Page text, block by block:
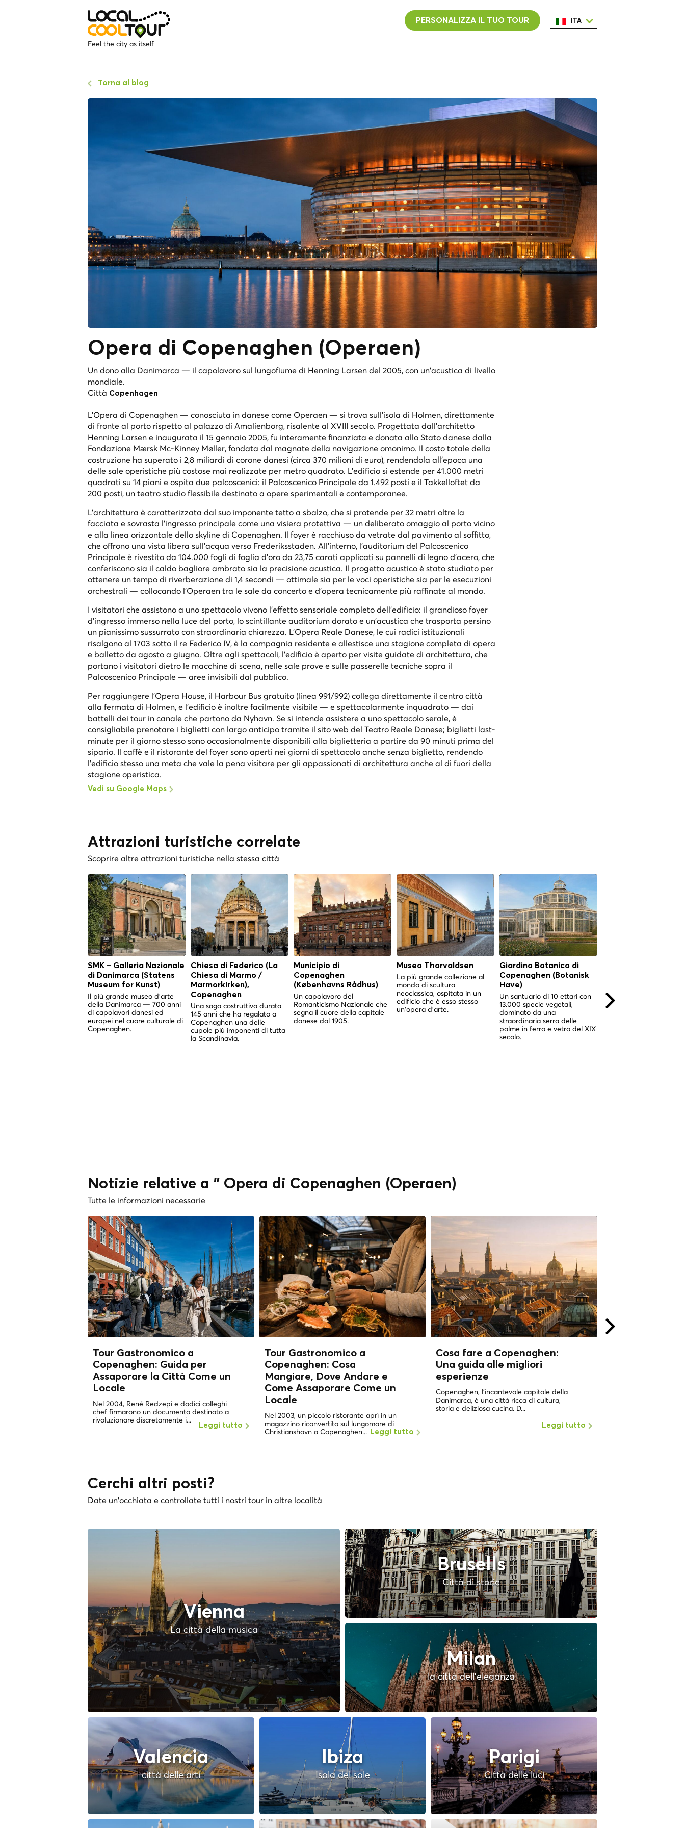
Feel the city as itself
PERSONALIZZA IL TUO TOUR ITA
Torna al blog
Opera di Copenaghen (Operaen)
Un dono alla Danimarca — il capolavoro sul lungofiume di Henning Larsen del 2005, con un'acustica di livello
mondiale.
Città Copenhagen
L'Opera di Copenaghen — conosciuta in danese come Operaen — si trova sull'isola di Holmen, direttamente
di fronte al porto rispetto al palazzo di Amalienborg, risalente al XVIII secolo. Progettata dall'architetto
Henning Larsen e inaugurata il 15 gennaio 2005, fu interamente finanziata e donata allo Stato danese dalla
Fondazione Mærsk Mc-Kinney Møller, fondata dal magnate della navigazione omonimo. Il costo totale della
costruzione ha superato i 2,8 miliardi di corone danesi (circa 370 milioni di euro), rendendola all'epoca una
delle sale operistiche più costose mai realizzate per metro quadrato. L'edificio si estende per 41.000 metri
quadrati su 14 piani e ospita due palcoscenici: il Palcoscenico Principale da 1.492 posti e il Takkelloftet da
200 posti, un teatro studio flessibile destinato a opere sperimentali e contemporanee.
L'architettura è caratterizzata dal suo imponente tetto a sbalzo, che si protende per 32 metri oltre la
facciata e sovrasta l'ingresso principale come una visiera protettiva — un deliberato omaggio al porto vicino
e alla linea orizzontale dello skyline di Copenaghen. Il foyer è racchiuso da vetrate dal pavimento al soffitto,
che offrono una vista libera sull'acqua verso Frederiksstaden. All'interno, l'auditorium del Palcoscenico
Principale è rivestito da 104.000 fogli di foglia d'oro da 23,75 carati applicati su pannelli di legno d'acero, che
conferiscono sia il caldo bagliore ambrato sia la precisione acustica. Il progetto acustico è stato studiato per
ottenere un tempo di riverberazione di 1,4 secondi — ottimale sia per le voci operistiche sia per le esecuzioni
orchestrali — collocando l'Operaen tra le sale da concerto e d'opera tecnicamente più raffinate al mondo.
I visitatori che assistono a uno spettacolo vivono l'effetto sensoriale completo dell'edificio: il grandioso foyer
d'ingresso immerso nella luce del porto, lo scintillante auditorium dorato e un'acustica che trasporta persino
un pianissimo sussurrato con straordinaria chiarezza. L'Opera Reale Danese, le cui radici istituzionali
risalgono al 1703 sotto il re Federico IV, è la compagnia residente e allestisce una stagione completa di opera
e balletto da agosto a giugno. Oltre agli spettacoli, l'edificio è aperto per visite guidate di architettura, che
portano i visitatori dietro le macchine di scena, nelle sale prove e sulle passerelle tecniche sopra il
Palcoscenico Principale — aree invisibili dal pubblico.
Per raggiungere l'Opera House, il Harbour Bus gratuito (linea 991/992) collega direttamente il centro città
alla fermata di Holmen, e l'edificio è inoltre facilmente visibile — e spettacolarmente inquadrato — dai
battelli dei tour in canale che partono da Nyhavn. Se si intende assistere a uno spettacolo serale, è
consigliabile prenotare i biglietti con largo anticipo tramite il sito web del Teatro Reale Danese; biglietti last-
minute per il giorno stesso sono occasionalmente disponibili alla biglietteria a partire da 90 minuti prima del
sipario. Il caffè e il ristorante del foyer sono aperti nei giorni di spettacolo anche senza biglietto, rendendo
l'edificio stesso una meta che vale la pena visitare per gli appassionati di architettura anche al di fuori della
stagione operistica.
Vedi su Google Maps
Attrazioni turistiche correlate
Scoprire altre attrazioni turistiche nella stessa città
SMK – Galleria Nazionale
di Danimarca (Statens
Museum for Kunst)
Il più grande museo d'arte
della Danimarca — 700 anni
di capolavori danesi ed
europei nel cuore culturale di
Copenaghen.
Chiesa di Federico (La
Chiesa di Marmo /
Marmorkirken),
Copenaghen
Una saga costruttiva durata
145 anni che ha regalato a
Copenaghen una delle
cupole più imponenti di tutta
la Scandinavia.
Municipio di
Copenaghen
(Københavns Rådhus)
Un capolavoro del
Romanticismo Nazionale che
segna il cuore della capitale
danese dal 1905.
Museo Thorvaldsen
La più grande collezione al
mondo di scultura
neoclassica, ospitata in un
edificio che è esso stesso
un'opera d'arte.
Giardino Botanico di
Copenaghen (Botanisk
Have)
Un santuario di 10 ettari con
13.000 specie vegetali,
dominato da una
straordinaria serra delle
palme in ferro e vetro del XIX
secolo.
Un santuario di 10 ettari
13.000 specie vegetali,
Notizie relative a " Opera di Copenaghen (Operaen)
Tutte le informazioni necessarie
Tour Gastronomico a
Copenaghen: Guida per
Assaporare la Città Come un
Locale
Nel 2004, René Redzepi e dodici colleghi
chef firmarono un documento destinato a
rivoluzionare discretamente i...
Leggi tutto
Tour Gastronomico a
Copenaghen: Cosa
Mangiare, Dove Andare e
Come Assaporare Come un
Locale
Nel 2003, un piccolo ristorante aprì in un
magazzino riconvertito sul lungomare di
Christianshavn a Copenaghen...
Leggi tutto
Cosa fare a Copenaghen:
Una guida alle migliori
esperienze
Copenaghen, l'incantevole capitale della
Danimarca, è una città ricca di cultura,
storia e deliziosa cucina. D...
Leggi tutto
Cerchi altri posti?
Date un'occhiata e controllate tutti i nostri tour in altre località
Vienna
La città della musica
Brusells
Città di storie
Milan
la città dell'eleganza
Valencia
città delle arti
Ibiza
Isola del sole
Parigi
Città delle luci